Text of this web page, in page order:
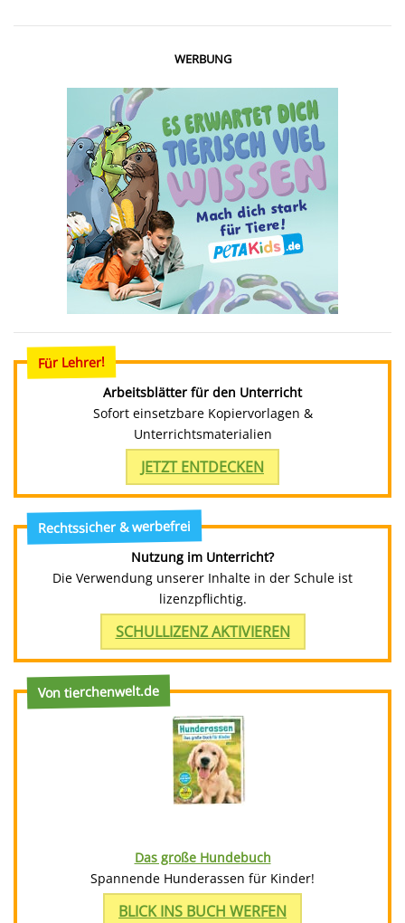
WERBUNG
Für Lehrer!
Arbeitsblätter für den Unterricht
Sofort einsetzbare Kopiervorlagen &
Unterrichtsmaterialien
JETZT ENTDECKEN
Rechtssicher & werbefrei
Nutzung im Unterricht?
Die Verwendung unserer Inhalte in der Schule ist
lizenzpflichtig.
SCHULLIZENZ AKTIVIEREN
Von tierchenwelt.de
Das große Hundebuch
Spannende Hunderassen für Kinder!
BLICK INS BUCH WERFEN